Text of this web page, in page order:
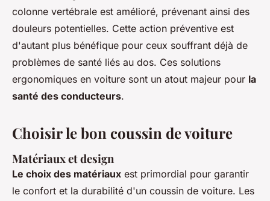
colonne vertébrale est amélioré, prévenant ainsi des
douleurs potentielles. Cette action préventive est
d'autant plus bénéfique pour ceux souffrant déjà de
problèmes de santé liés au dos. Ces solutions
ergonomiques en voiture sont un atout majeur pour la
santé des conducteurs.
Choisir le bon coussin de voiture
Matériaux et design
Le choix des matériaux est primordial pour garantir
le confort et la durabilité d'un coussin de voiture. Les